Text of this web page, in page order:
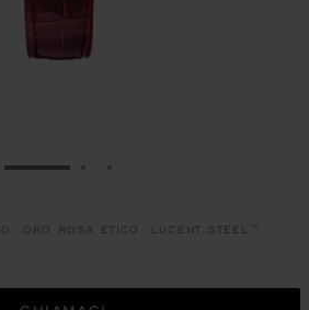
VAI ALLA SLIDE 1
ORO ROSA ETICO, LUCENT STEEL™,